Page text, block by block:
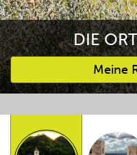
DIE
Meine
Bevorzugte